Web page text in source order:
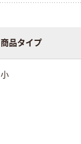
商品タイプ
小